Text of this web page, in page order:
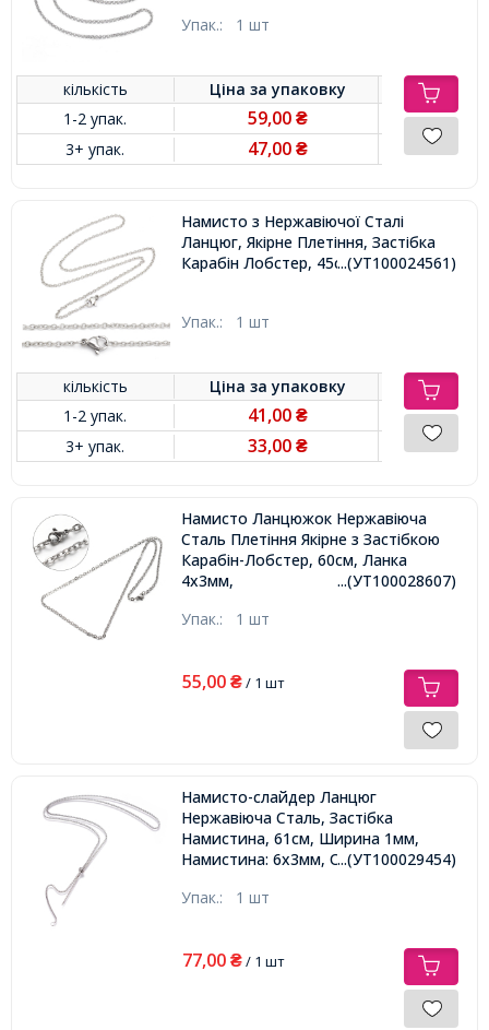
Упак.: 1 шт
кількість Ціна заупаковку
1-2 упак.
59,00₴
3+ упак. 47,00₴
Намисто з Нержавіючої Сталі
Ланцюг, Якірне Плетіння, Застібка
Карабін Лобстер, 45см,...(УТ100024561)
Упак.: 1 шт
кількість Ціна заупаковку
1-2 упак.
41,00₴
3+ упак. 33,00₴
Намисто Ланцюжок Нержавіюча
Сталь Плетіння Якірне з Застібкою
Карабін-Лобстер, 60см, Ланка
4х3мм,
...(УТ100028607)
Упак.: 1 шт
55,00 ₴/ 1 шт
Намисто-слайдер Ланцюг
Нержавіюча Сталь, Застібка
Намистина, 61см, Ширина 1мм,
Намистина: 6х3мм, Отвір 2.5мм,
...(УТ100029454)
Упак.: 1 шт
77,00 ₴/ 1 шт